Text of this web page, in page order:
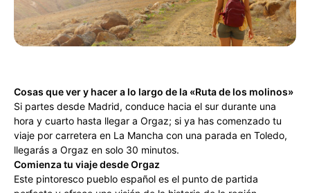
Cosas que ver y hacer a lo largo de la «Ruta de los molinos»
Si partes desde Madrid, conduce hacia el sur durante una
hora y cuarto hasta llegar a Orgaz; si ya has comenzado tu
viaje por carretera en La Mancha con una parada en Toledo,
llegarás a Orgaz en solo 30 minutos.
Comienza tu viaje desde Orgaz
Este pintoresco pueblo español es el punto de partida